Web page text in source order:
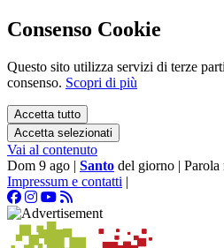
Consenso Cookie
Questo sito utilizza servizi di terze
consenso. Scopri di più
Accetta tutto
Accetta selezionati
Vai al contenuto
Dom 9 ago | Santo del giorno | Parola
Impressum e contatti |